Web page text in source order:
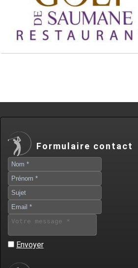
Formulaire contact
Envoyer